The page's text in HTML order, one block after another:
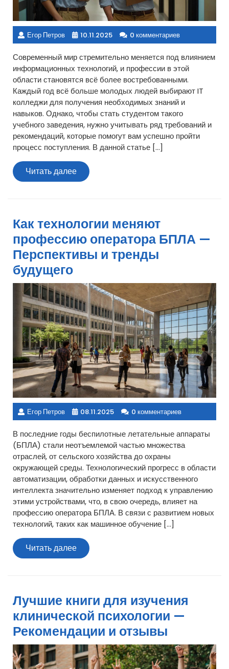
Егор Петров 10.11.2025 0 комментариев
Современный мир стремительно меняется под влиянием
информационных технологий, и профессии в этой
области становятся всё более востребованными.
Каждый год всё больше молодых людей выбирают IT
колледжи для получения необходимых знаний и
навыков. Однако, чтобы стать студентом такого
учебного заведения, нужно учитывать ряд требований и
рекомендаций, которые помогут вам успешно пройти
процесс поступления. В данной статье […]
Читать далееЧитать
далее
Как технологии меняют
профессию оператора БПЛА —
Перспективы и тренды
будущего
Егор Петров 08.11.2025 0 комментариев
В последние годы беспилотные летательные аппараты
(БПЛА) стали неотъемлемой частью множества
отраслей, от сельского хозяйства до охраны
окружающей среды. Технологический прогресс в области
автоматизации, обработки данных и искусственного
интеллекта значительно изменяет подход к управлению
этими устройствами, что, в свою очередь, влияет на
профессию оператора БПЛА. В связи с развитием новых
технологий, таких как машинное обучение […]
Читать далееЧитать
далее
Лучшие книги для изучения
клинической психологии —
Рекомендации и отзывы